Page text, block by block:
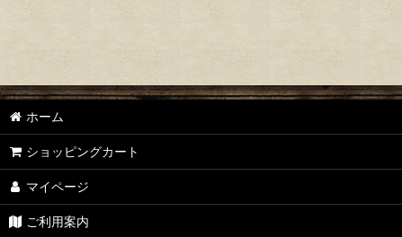
ホーム
ショッピングカート
マイページ
ご利用案内